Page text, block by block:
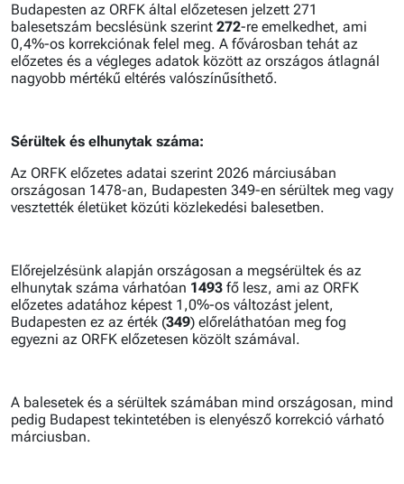
Budapesten az ORFK által előzetesen jelzett 271
balesetszám becslésünk szerint 272-re emelkedhet, ami
0,4%-os korrekciónak felel meg. A fővárosban tehát az
előzetes és a végleges adatok között az országos átlagnál
nagyobb mértékű eltérés valószínűsíthető.
Sérültek és elhunytak száma:
Az ORFK előzetes adatai szerint 2026 márciusában
országosan 1478-an, Budapesten 349-en sérültek meg vagy
vesztették életüket közúti közlekedési balesetben.
Előrejelzésünk alapján országosan a megsérültek és az
elhunytak száma várhatóan 1493 fő lesz, ami az ORFK
előzetes adatához képest 1,0%-os változást jelent,
Budapesten ez az érték (349) előreláthatóan meg fog
egyezni az ORFK előzetesen közölt számával.
A balesetek és a sérültek számában mind országosan, mind
pedig Budapest tekintetében is elenyésző korrekció várható
márciusban.